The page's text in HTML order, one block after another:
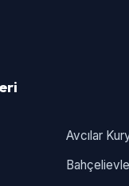
Avcılar